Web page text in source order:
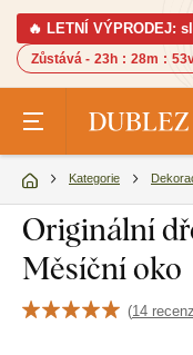
🔥 LETNÍ VÝPRODEJ:
Zůstává - 23h : 28m :
Kategorie
Originální
Měsíční oko
(14